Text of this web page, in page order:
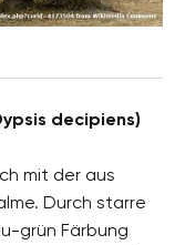
decipiens)
mit der aus
Durch starre
grün Färbung